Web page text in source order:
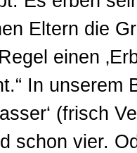
Eltern die
einen
In unserem
(frisch
schon vier.